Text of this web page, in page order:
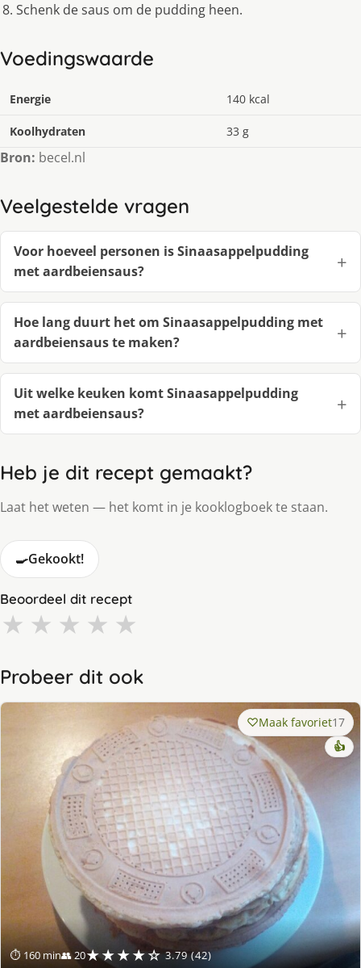
Schenk de saus om de pudding heen.
Voedingswaarde
Energie 140 kcal
Koolhydraten 33 g
Bron: becel.nl
Veelgestelde vragen
Voor hoeveel personen is Sinaasappelpudding
met aardbeiensaus?
Hoe lang duurt het om Sinaasappelpudding met
aardbeiensaus te maken?
Uit welke keuken komt Sinaasappelpudding
met aardbeiensaus?
Heb je dit recept gemaakt?
Laat het weten — het komt in je kooklogboek te staan.
🍳Gekookt!
Beoordeel dit recept
★ ★ ★ ★ ★
Probeer dit ook
⏱ 160 min👥 20★★★★☆ 3.79 (42)
Maak favoriet17
👍